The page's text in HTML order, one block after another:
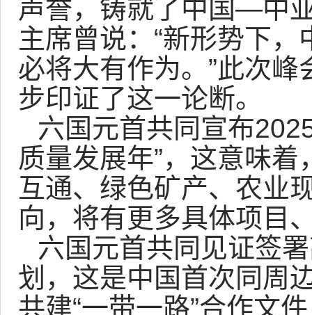
声誉，铸就了中国—中
主席曾说：“新形势下
必将大有作为。”此次
步印证了这一论断。
六国元首共同宣布
质量发展年”，这意味
互通、绿色矿产、农业
向，将有更多具体项目
六国元首共同见证签
划，这是中国首次同周
共建“一带一路”合作文